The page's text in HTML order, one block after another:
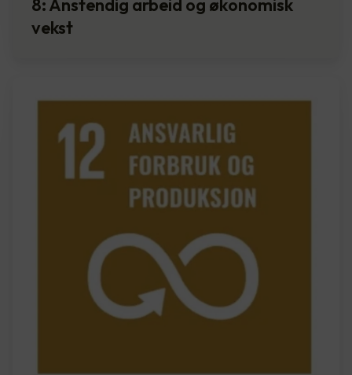
8: Anstendig arbeid og økonomisk
vekst